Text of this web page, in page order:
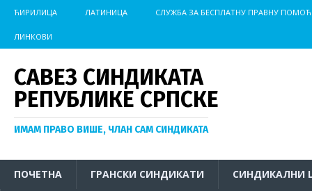
ЋИРИЛИЦА ЛАТИНИЦА СЛУЖБА ЗА БЕСПЛАТНУ ПРАВНУ ПОМОЋ
ЛИНКОВИ
САВЕЗ СИНДИКАТА
РЕПУБЛИКЕ СРПСКЕ
ИМАМ ПРАВО ВИШЕ, ЧЛАН САМ СИНДИКАТА
ПОЧЕТНА ГРАНСКИ СИНДИКАТИ СИНДИКАЛНИ